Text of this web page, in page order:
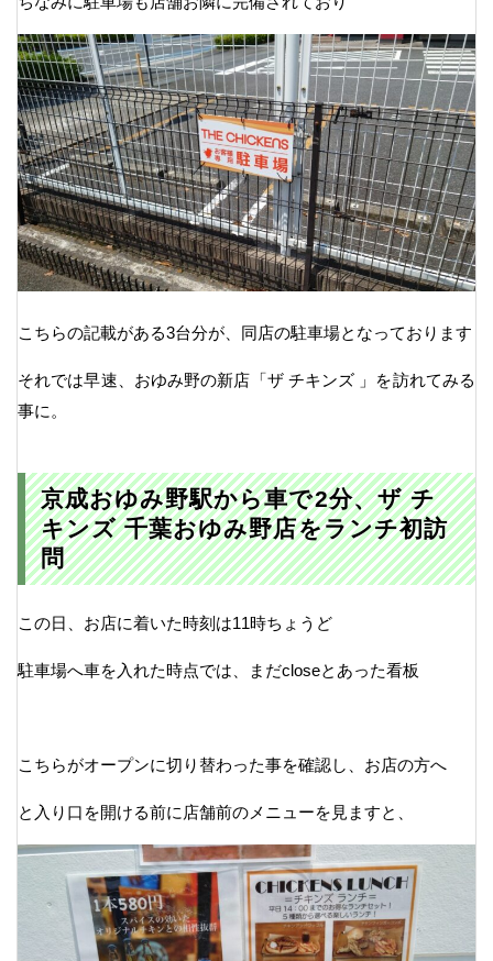
こちらの記載がある3台分が、同店の駐車場となっております
それでは早速、おゆみ野の新店「ザ チキンズ 」を訪れてみる
事に。
京成おゆみ野駅から車で2分、ザ チ
キンズ 千葉おゆみ野店をランチ初訪
問
この日、お店に着いた時刻は11時ちょうど
駐車場へ車を入れた時点では、まだcloseとあった看板
こちらがオープンに切り替わった事を確認し、お店の方へ
と入り口を開ける前に店舗前のメニューを見ますと、